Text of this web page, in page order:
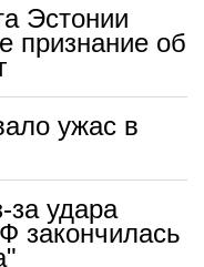
Эстонии
признание об
ужас в
за удара
закончилась